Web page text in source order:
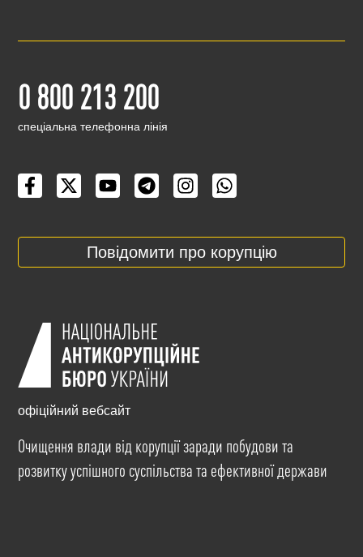
0 800 213 200
cпеціальна телефонна лінія
Повідомити про корупцію
офіційний вебсайт
Очищення влади від корупції заради побудови та
розвитку успішного суспільства та ефективної держави